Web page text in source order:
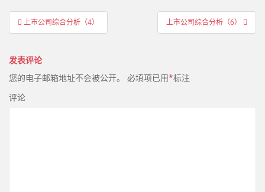
文
章
航
上市公司综合分析（4） 上市公司综合分析（6）
发表评论
您的电子邮箱地址不会被公开。 必填项已用*标注
评论